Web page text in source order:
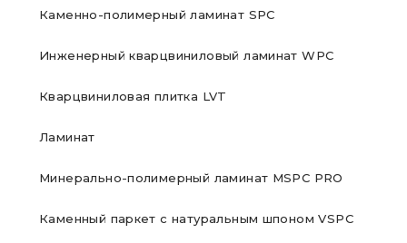
Каменно-полимерный ламинат SPC
Инженерный кварцвиниловый ламинат WPC
Кварцвиниловая плитка LVT
Ламинат
Минерально-полимерный ламинат MSPC PRO
Каменный паркет с натуральным шпоном VSPC